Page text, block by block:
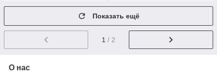
Показать ещё
1 / 2
О нас